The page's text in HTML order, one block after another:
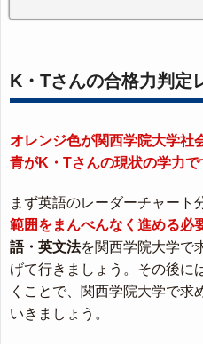
K・Tさんの合格力判定
オレンジ色が関西学院大学社
青がK・Tさんの現状の学力で
まず英語のレーダーチャート
範囲をまんべんなく進める必
語・英文法を関西学院大学で
げて行きましょう。その後に
くことで、関西学院大学で求
いきましょう。